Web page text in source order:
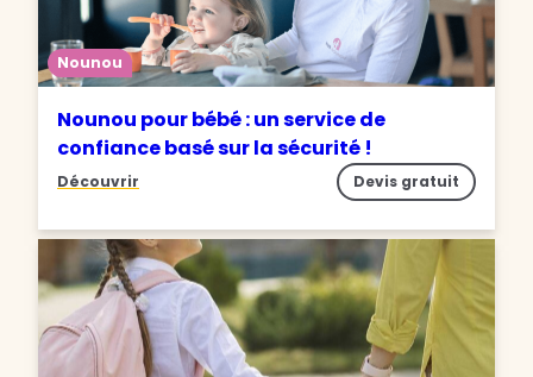
Nounou
Nounou pour bébé : un service de
confiance basé sur la sécurité !
Découvrir Devis gratuit